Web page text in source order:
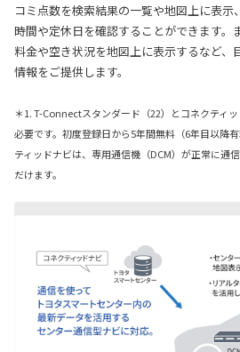
コミ点数を検索結果の一覧や地図上に表
時間や定休日を確認することができます。
料金や空き状況を地図上に表示するなど、
情報をご提供します。
＊1. T-Connectスタンダード（22）とコネクティ
必要です。初度登録日から5年間無料（6年目以降
ティッドナビは、専用通信機（DCM）が正常に通
だけます。